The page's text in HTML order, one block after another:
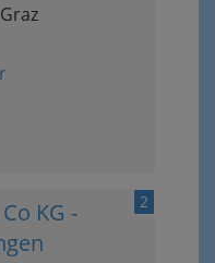
2
KG -